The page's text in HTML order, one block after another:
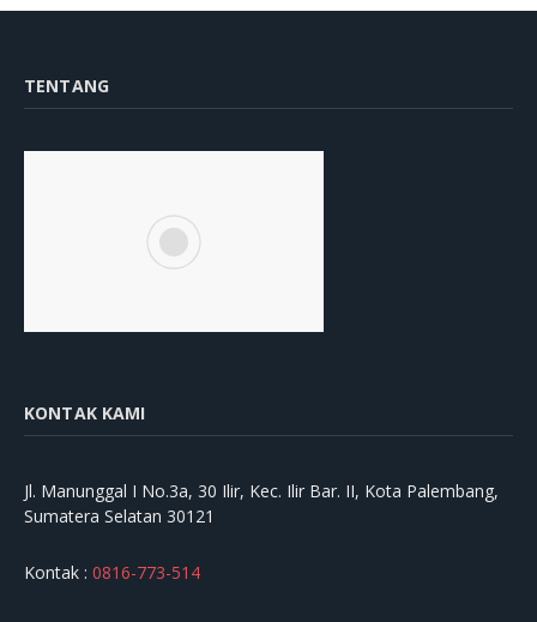
TENTANG
KONTAK KAMI
Jl. Manunggal I No.3a, 30 Ilir, Kec. Ilir Bar. II, Kota Palembang,
Sumatera Selatan 30121
Kontak : 0816-773-514